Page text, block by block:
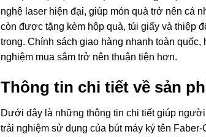
nghệ laser hiện đại, giúp món quà trở nên cá
còn được tặng kèm hộp quà, túi giấy và thiệp
trọng. Chính sách giao hàng nhanh toàn
nghiệm mua sắm trở nên thuận tiện hơn.
Thông tin chi tiết về sản
Dưới đây là những thông tin chi tiết giúp
trải nghiệm sử dụng của bút máy ký tên